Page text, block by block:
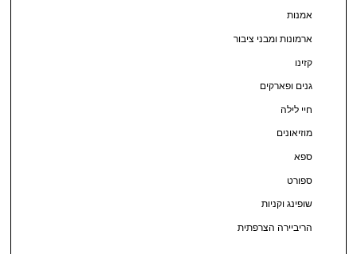
אמנות
ארמונות ומבני ציבור
קזינו
גנים ופארקים
חיי לילה
מוזיאונים
ספא
ספורט
שופינג וקניות
הריביירה הצרפתית